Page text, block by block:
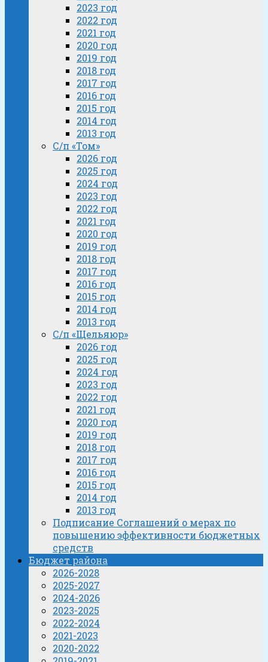
2023 год
2022 год
2021 год
2020 год
2019 год
2018 год
2017 год
2016 год
2015 год
2014 год
2013 год
С/п «Том»
2026 год
2025 год
2024 год
2023 год
2022 год
2021 год
2020 год
2019 год
2018 год
2017 год
2016 год
2015 год
2014 год
2013 год
С/п «Щельяюр»
2026 год
2025 год
2024 год
2023 год
2022 год
2021 год
2020 год
2019 год
2018 год
2017 год
2016 год
2015 год
2014 год
2013 год
Подписание Соглашений о мерах по
повышению эффективности бюджетных
средств
Бюджет района
2026-2028
2025-2027
2024-2026
2023-2025
2022-2024
2021-2023
2020-2022